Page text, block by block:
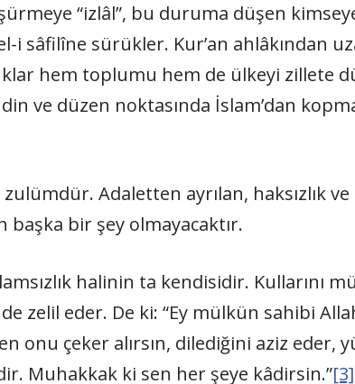
“izlâl”, bu duruma düşen
i sâfilîne sürükler. Kur’an ahlâkından
hem toplumu hem de ülkeyi zillete
ve düzen noktasında İslam’dan
Adaletten ayrılan, haksızlık
başka bir şey olmayacaktır.
halinin ta kendisidir. Kullarını
zelil eder. De ki: “Ey mülkün sahibi
onu çeker alırsın, dilediğini aziz eder,
Muhakkak ki sen her şeye kâdirsin.”[3]